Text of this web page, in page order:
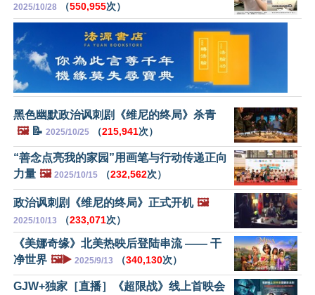
2025/10/28 （550,955次）
黑色幽默政治讽刺剧《维尼的终局》杀青
🖼️📝 2025/10/25 （215,941次）
“善念点亮我的家园”用画笔与行动传递正向
力量 🖼️ 2025/10/15 （232,562次）
政治讽刺剧《维尼的终局》正式开机 🖼️
2025/10/13 （233,071次）
《美娜奇缘》北美热映后登陆串流 —— 干
净世界 🖼️▶️ 2025/9/13 （340,130次）
GJW+独家［直播］《超限战》线上首映会